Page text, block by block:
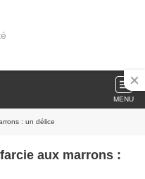
MENU
: un délice
aux marrons :